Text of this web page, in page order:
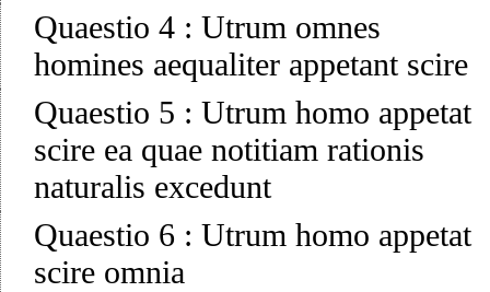
Quaestio 4 : Utrum omnes
homines aequaliter appetant scire
Quaestio 5 : Utrum homo appetat
scire ea quae notitiam rationis
naturalis excedunt
Quaestio 6 : Utrum homo appetat
scire omnia